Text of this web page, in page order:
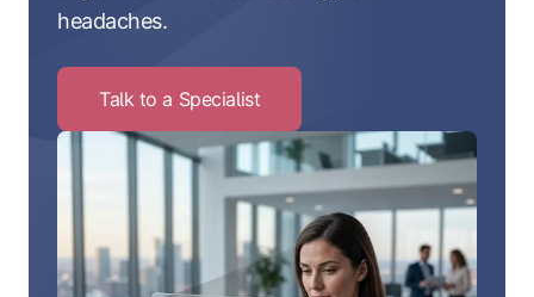
headaches.
Talk to a Specialist
to
Talk
to
a
Specialist